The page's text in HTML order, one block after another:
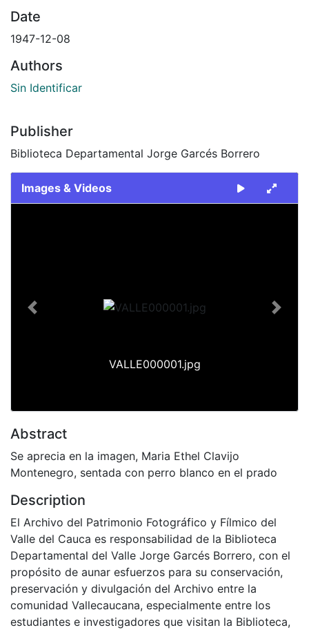
Date
1947-12-08
Authors
Sin Identificar
Publisher
Biblioteca Departamental Jorge Garcés Borrero
Images & Videos
VALLE000001.jpg
Previous Next
Abstract
Se aprecia en la imagen, Maria Ethel Clavijo
Montenegro, sentada con perro blanco en el prado
Description
El Archivo del Patrimonio Fotográfico y Fílmico del
Valle del Cauca es responsabilidad de la Biblioteca
Departamental del Valle Jorge Garcés Borrero, con el
propósito de aunar esfuerzos para su conservación,
preservación y divulgación del Archivo entre la
comunidad Vallecaucana, especialmente entre los
estudiantes e investigadores que visitan la Biblioteca,